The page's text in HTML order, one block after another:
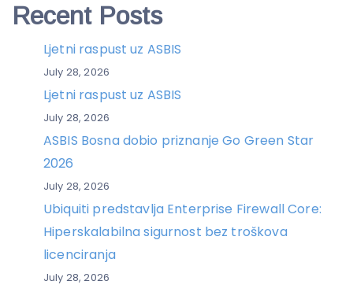
Recent Posts
Ljetni raspust uz ASBIS
July 28, 2026
Ljetni raspust uz ASBIS
July 28, 2026
ASBIS Bosna dobio priznanje Go Green Star
2026
July 28, 2026
Ubiquiti predstavlja Enterprise Firewall Core:
Hiperskalabilna sigurnost bez troškova
licenciranja
July 28, 2026